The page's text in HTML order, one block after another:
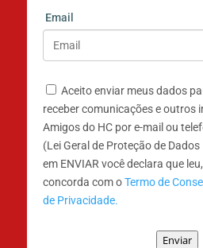
Email
Aceito enviar meus dados
receber comunicações e outros
Amigos do HC por e-mail ou
(Lei Geral de Proteção de
em ENVIAR você declara que
concorda com oTermo de
de Privacidade.
Enviar